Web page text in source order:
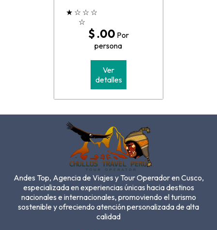
★ ☆ ☆ ☆
☆
$ .00 Por
persona
Ver
detalles
Andes Top, Agencia de Viajes y Tour Operador en Cusco,
especializada en experiencias únicas hacia destinos
nacionales e internacionales, promoviendo el turismo
sostenible y ofreciendo atención personalizada de alta
calidad